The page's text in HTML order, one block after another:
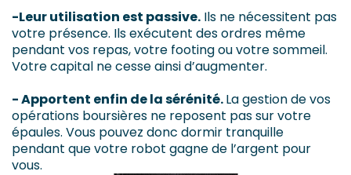
-Leur utilisation est passive. Ils ne nécessitent pas
votre présence. Ils exécutent des ordres même
pendant vos repas, votre footing ou votre sommeil.
Votre capital ne cesse ainsi d’augmenter.
- Apportent enfin de la sérénité.La gestion de vos
opérations boursières ne reposent pas sur votre
épaules. Vous pouvez donc dormir tranquille
pendant que votre robot gagne de l’argent pour
vous.